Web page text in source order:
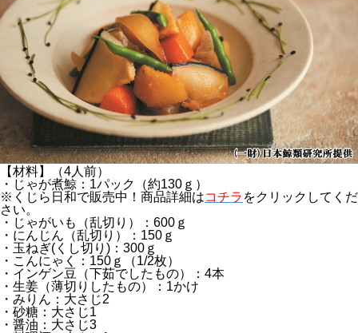
【材料】（4人前）
・じゃが煮鯨：1パック（約130ｇ）
※くじら日和で販売中！商品詳細はコチラ をクリックしてくだ
さい。
・じゃがいも（乱切り）：600ｇ
・にんじん（乱切り）：150ｇ
・玉ねぎ(くし切り)：300ｇ
・こんにゃく：150ｇ（1/2枚）
・インゲン豆（下茹でしたもの）：4本
・生姜（薄切りしたもの）：1かけ
・みりん：大さじ2
・砂糖：大さじ1
・醤油：大さじ3